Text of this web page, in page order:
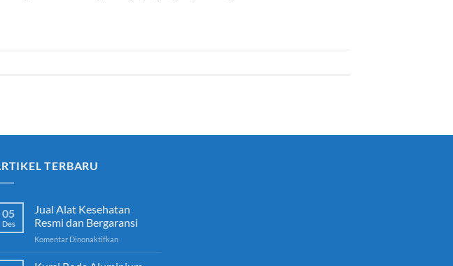
TERBARU
05
Des
Jual Alat Kesehatan
Resmi dan Bergaransi
Komentar Dinonaktifkanpada
Alat